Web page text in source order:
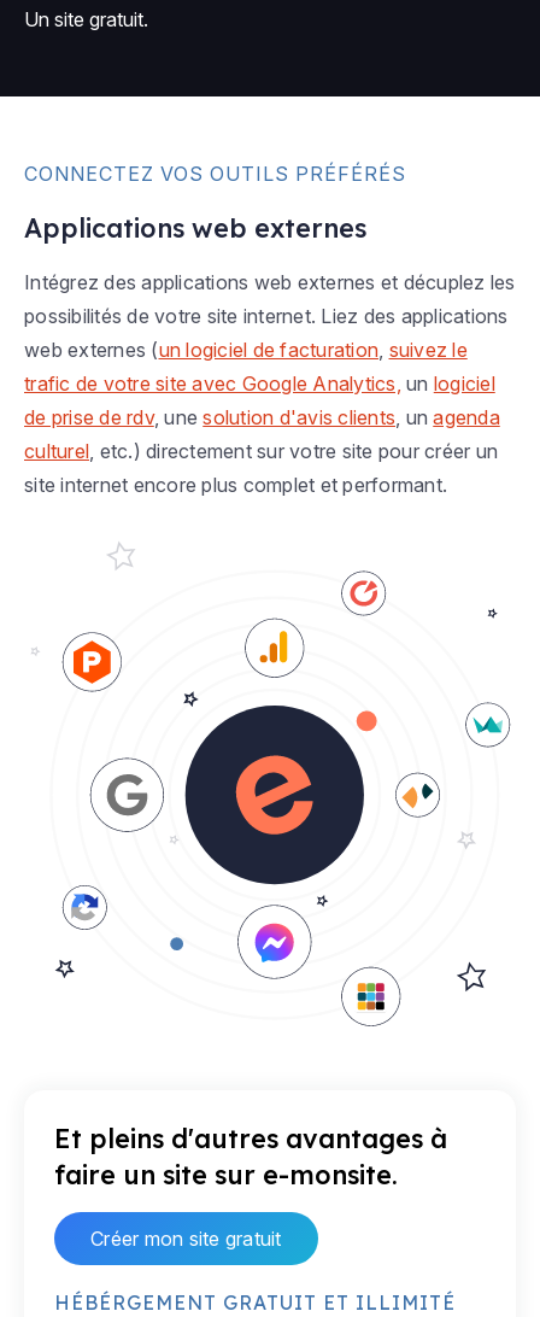
Un site gratuit.
CONNECTEZ VOS OUTILS PRÉFÉRÉS
Applications web externes
Intégrez des applications web externes et décuplez les
possibilités de votre site internet. Liez des applications
web externes (un logiciel de facturation, suivez le
trafic de votre site avec Google Analytics, un logiciel
de prise de rdv, unesolution d'avis clients, unagenda
culturel, etc.) directement sur votre site pour créer un
site internet encore plus complet et performant.
Et pleins d'autres avantages à
faire un site sur e-monsite.
Créer mon site gratuit
HÉBÉRGEMENT GRATUIT ET ILLIMITÉ